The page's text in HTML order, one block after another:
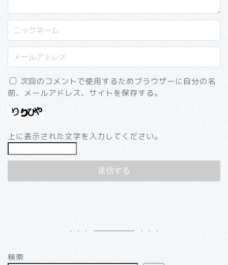
次回のコメントで使用するためブラウザーに自分の名
前、メールアドレス、サイトを保存する。
上に表示された文字を入力してください。
検索